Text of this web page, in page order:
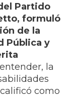
Partido
formuló
de la
Pública y
la
como